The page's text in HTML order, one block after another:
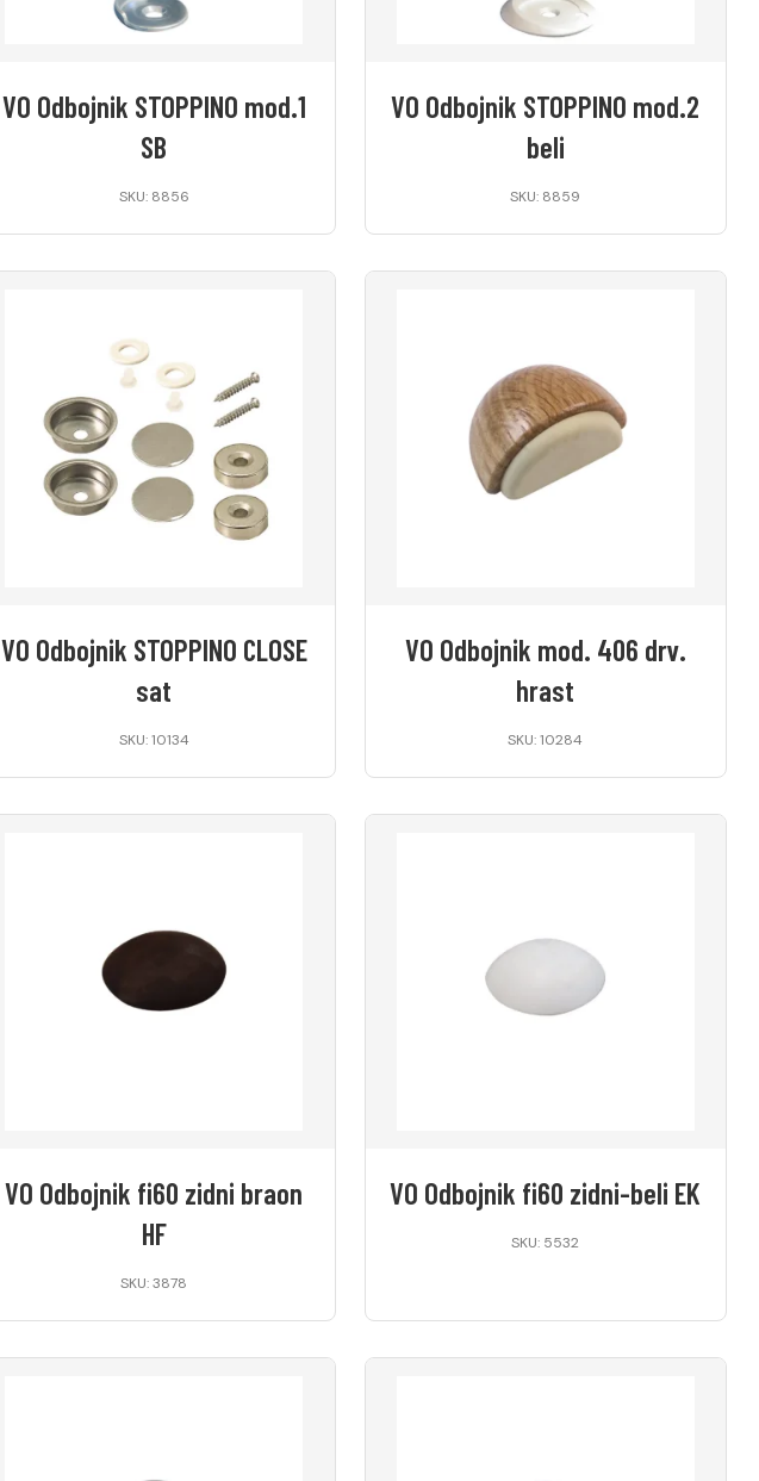
VO Odbojnik STOPPINO mod.1
SB
SKU: 8856
VO Odbojnik STOPPINO mod.2
beli
SKU: 8859
VO Odbojnik STOPPINO CLOSE
sat
SKU: 10134
VO Odbojnik mod. 406 drv.
hrast
SKU: 10284
VO Odbojnik fi60 zidni braon
HF
SKU: 3878
VO Odbojnik fi60 zidni-beli EK
SKU: 5532